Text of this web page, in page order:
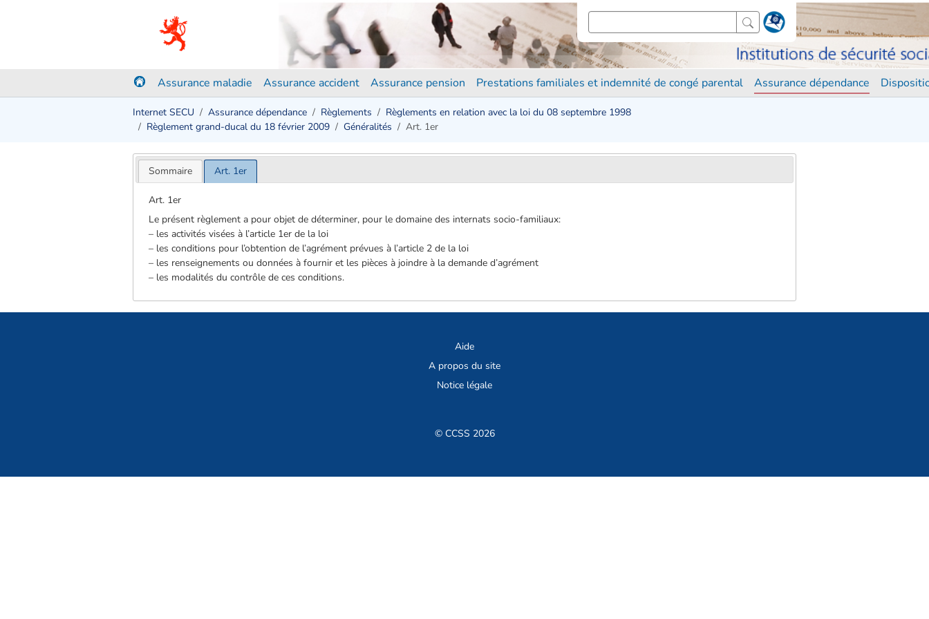
Assurance maladie Assurance accident Assurance pension Prestations familiales et indemnité de congé parental Assurance dépendance
Internet SECU Assurance dépendance Règlements
Règlements en relation avec la loi du 08 septembre 1998
Règlement grand-ducal du 18 février 2009
Généralités Art. 1er
Sommaire Art. 1er
Art. 1er
Le présent règlement a pour objet de déterminer, pour le domaine des internats socio-familiaux:
– les activités visées à l’article 1er de la loi
– les conditions pour l’obtention de l’agrément prévues à l’article 2 de la loi
– les renseignements ou données à fournir et les pièces à joindre à la demande d’agrément
– les modalités du contrôle de ces conditions.
Aide
A propos du site
Notice légale
© CCSS 2026